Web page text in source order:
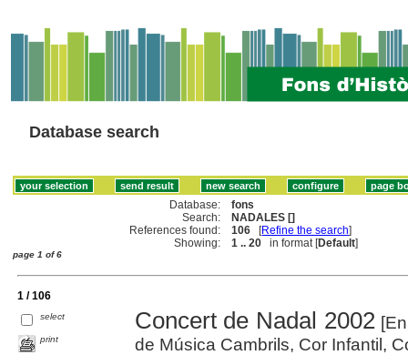
Database search
Database:
fons
Search:
NADALES []
References found:
106 [Refine the search]
Showing:
1 .. 20 in format [Default]
page 1 of 6
1 / 106
select
print
Concert de Nadal 2002
de Música Cambrils, Cor Infantil,